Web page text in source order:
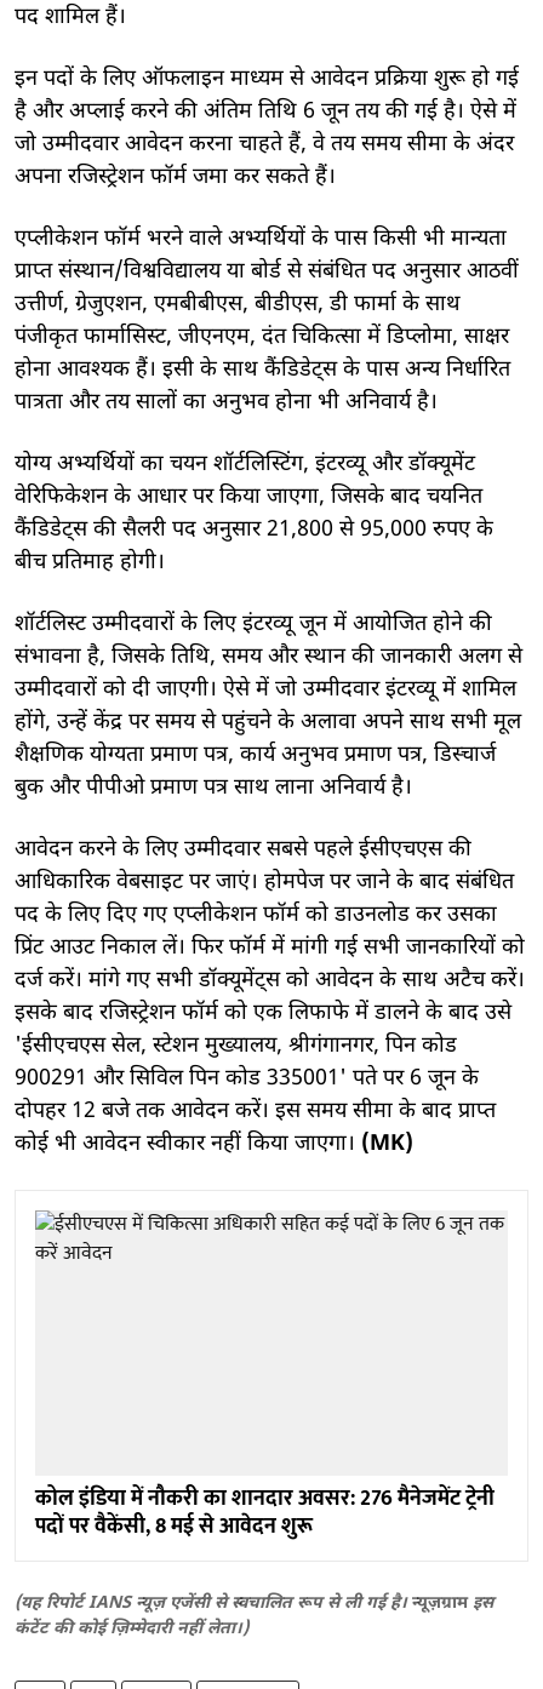
पद शामिल हैं।
इन पदों के लिए ऑफलाइन माध्यम से आवेदन प्रक्रिया शुरू हो गई
है और अप्लाई करने की अंतिम तिथि 6 जून तय की गई है। ऐसे में
जो उम्मीदवार आवेदन करना चाहते हैं, वे तय समय सीमा के अंदर
अपना रजिस्ट्रेशन फॉर्म जमा कर सकते हैं।
एप्लीकेशन फॉर्म भरने वाले अभ्यर्थियों के पास किसी भी मान्यता
प्राप्त संस्थान/विश्वविद्यालय या बोर्ड से संबंधित पद अनुसार आठवीं
उत्तीर्ण, ग्रेजुएशन, एमबीबीएस, बीडीएस, डी फार्मा के साथ
पंजीकृत फार्मासिस्ट, जीएनएम, दंत चिकित्सा में डिप्लोमा, साक्षर
होना आवश्यक हैं। इसी के साथ कैंडिडेट्स के पास अन्य निर्धारित
पात्रता और तय सालों का अनुभव होना भी अनिवार्य है।
योग्य अभ्यर्थियों का चयन शॉर्टलिस्टिंग, इंटरव्यू और डॉक्यूमेंट
वेरिफिकेशन के आधार पर किया जाएगा, जिसके बाद चयनित
कैंडिडेट्स की सैलरी पद अनुसार 21,800 से 95,000 रुपए के
बीच प्रतिमाह होगी।
शॉर्टलिस्ट उम्मीदवारों के लिए इंटरव्यू जून में आयोजित होने की
संभावना है, जिसके तिथि, समय और स्थान की जानकारी अलग से
उम्मीदवारों को दी जाएगी। ऐसे में जो उम्मीदवार इंटरव्यू में शामिल
होंगे, उन्हें केंद्र पर समय से पहुंचने के अलावा अपने साथ सभी मूल
शैक्षणिक योग्यता प्रमाण पत्र, कार्य अनुभव प्रमाण पत्र, डिस्चार्ज
बुक और पीपीओ प्रमाण पत्र साथ लाना अनिवार्य है।
आवेदन करने के लिए उम्मीदवार सबसे पहले ईसीएचएस की
आधिकारिक वेबसाइट पर जाएं। होमपेज पर जाने के बाद संबंधित
पद के लिए दिए गए एप्लीकेशन फॉर्म को डाउनलोड कर उसका
प्रिंट आउट निकाल लें। फिर फॉर्म में मांगी गई सभी जानकारियों को
दर्ज करें। मांगे गए सभी डॉक्यूमेंट्स को आवेदन के साथ अटैच करें।
इसके बाद रजिस्ट्रेशन फॉर्म को एक लिफाफे में डालने के बाद उसे
'ईसीएचएस सेल, स्टेशन मुख्यालय, श्रीगंगानगर, पिन कोड
900291 और सिविल पिन कोड 335001' पते पर 6 जून के
दोपहर 12 बजे तक आवेदन करें। इस समय सीमा के बाद प्राप्त
कोई भी आवेदन स्वीकार नहीं किया जाएगा। (MK)
कोल इंडिया में नौकरी का शानदार अवसर: 276 मैनेजमेंट ट्रेनी
पदों पर वैकेंसी, 8 मई से आवेदन शुरू
(यह रिपोर्ट IANS न्यूज़ एजेंसी से स्वचालित रूप से ली गई है।न्यूज़ग्राम इस
कंटेंट की कोई ज़िम्मेदारी नहीं लेता।)